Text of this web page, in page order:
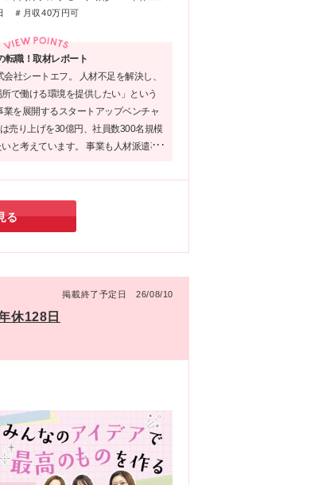
＃月収40万円可
転職！取材レポート
社シートエフ。 人材不足を解決し、
所で働ける環境を提供したい」という
を展開するスタートアップベンチャ
売り上げを30億円、社員数300名規模
と考えています。 事業も人材派遣事
らに拡大を続けていく予定です。
る
掲載終了予定日 26/08/10
休128日